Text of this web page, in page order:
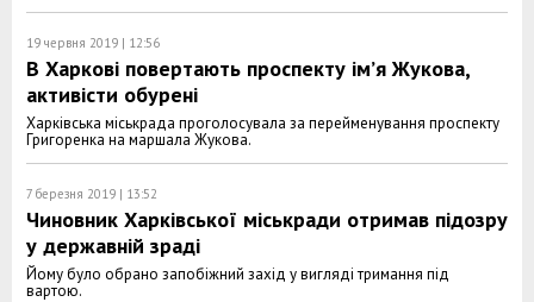
19 червня 2019 | 12:56
В Харкові повертають проспекту ім’я Жукова,
активісти обурені
Харківська міськрада проголосувала за перейменування проспекту
Григоренка на маршала Жукова.
7 березня 2019 | 13:52
Чиновник Харківської міськради отримав підозру
у державній зраді
Йому було обрано запобіжний захід у вигляді тримання під
вартою.